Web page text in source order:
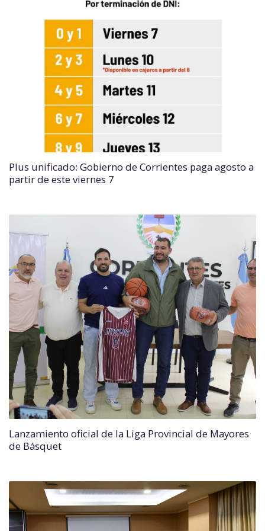
Plus unificado: Gobierno de Corrientes paga agosto a
partir de este viernes 7
Lanzamiento oficial de la Liga Provincial de Mayores
de Básquet